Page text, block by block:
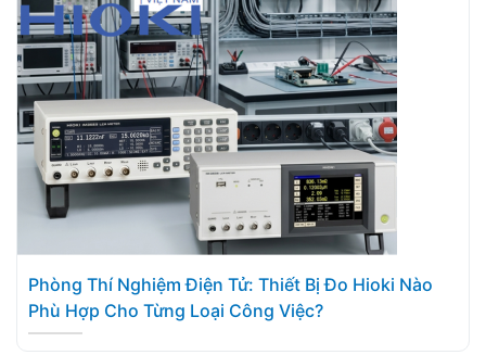
Phòng Thí Nghiệm Điện Tử: Thiết Bị Đo Hioki Nào
Phù Hợp Cho Từng Loại Công Việc?